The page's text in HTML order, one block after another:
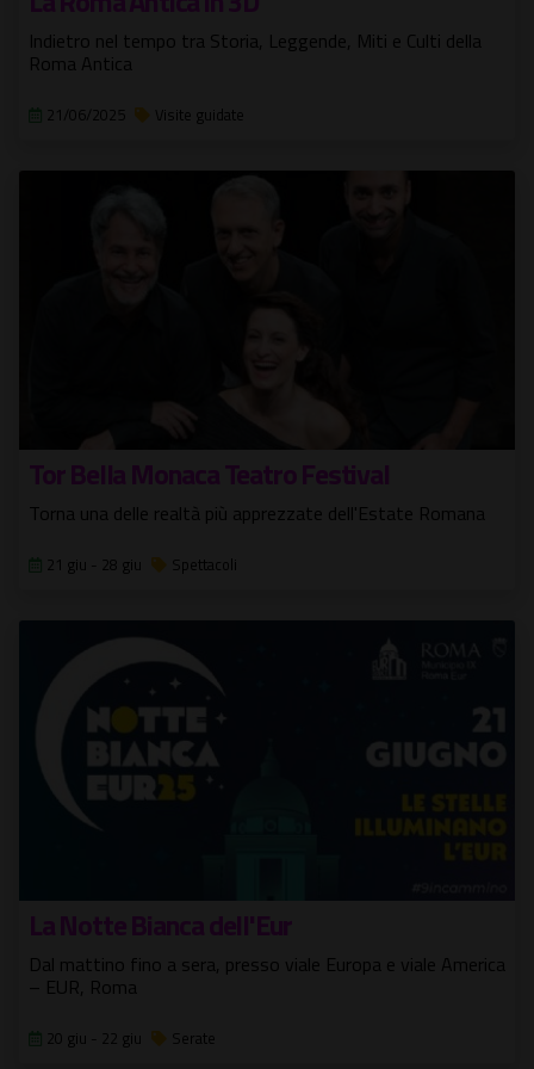
Indietro nel tempo tra Storia, Leggende, Miti e Culti della
Roma Antica
21/06/2025 Visite guidate
Tor Bella Monaca Teatro Festival
Torna una delle realtà più apprezzate dell'Estate Romana
21 giu - 28 giu Spettacoli
La Notte Bianca dell'Eur
Dal mattino fino a sera, presso viale Europa e viale America
– EUR, Roma
20 giu - 22 giu Serate